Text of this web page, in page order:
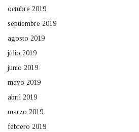
octubre 2019
septiembre 2019
agosto 2019
julio 2019
junio 2019
mayo 2019
abril 2019
marzo 2019
febrero 2019